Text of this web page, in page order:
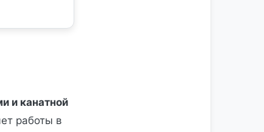
и канатной
работы в